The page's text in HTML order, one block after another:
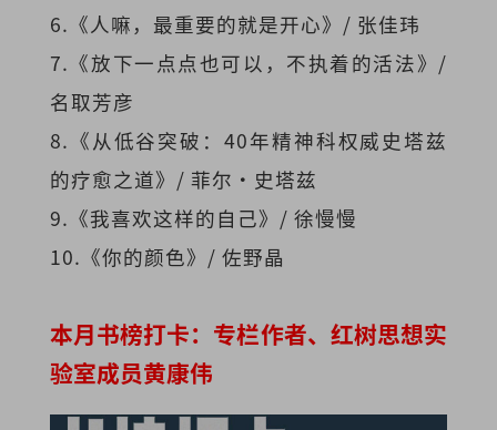
6.《人嘛，最重要的就是开心》/ 张佳玮
7.《放下一点点也可以，不执着的活法》/
名取芳彦
8.《从低谷突破：40年精神科权威史塔兹
的疗愈之道》/ 菲尔·史塔兹
9.《我喜欢这样的自己》/ 徐慢慢
10.《你的颜色》/ 佐野晶
本月书榜打卡：专栏作者、红树思想实
验室成员黄康伟